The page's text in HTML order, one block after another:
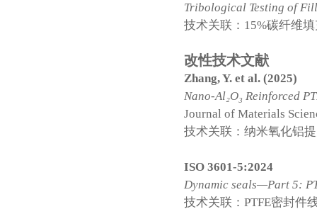
Tribological Testing of
技术关联：15%碳纤维
改性技术文献
Zhang, Y. et al. (2025)
Nano-Al₂O₃ Reinforced
Journal of Materials
技术关联：纳米氧化铝
ISO 3601-5:2024
Dynamic seals—Part 5:
技术关联：PTFE密封件